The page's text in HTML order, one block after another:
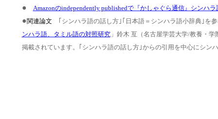
● Amazonのindependently publishedで『かしゃぐら通信』シンハ
●関連論文 ｢シンハラ語の話し方｣｢日本語＝シンハラ語小辞典｣を
ンハラ語、タミル語の対照研究」鈴木 亙（名古屋学芸大学/教養・学
掲載されています。｢シンハラ語の話し方｣からの引用を中心にシン